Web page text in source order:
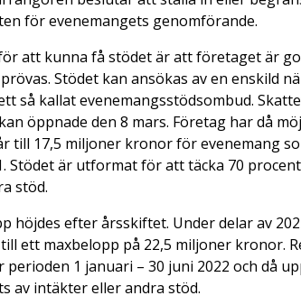
för evenemangets genomförande.
att kunna få stödet är att företaget är
Stödet kan ansökas av en enskild
så kallat evenemangsstödsombud.
öppnade den 8 mars. Företag har då
till 17,5 miljoner kronor för evenemang
Stödet är utformat för att täcka 70
stöd.
höjdes efter årsskiftet. Under delar av
ett maxbelopp på 22,5 miljoner kronor.
perioden 1 januari – 30 juni 2022 och då
av intäkter eller andra stöd.